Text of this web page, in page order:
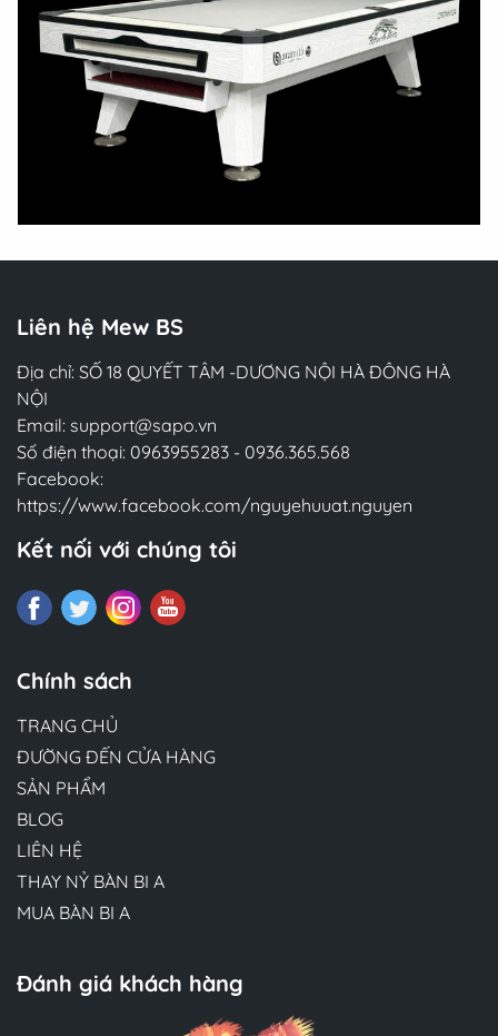
Liên hệ Mew BS
Địa chỉ: SỐ 18 QUYẾT TÂM -DƯƠNG NỘI HÀ ĐÔNG HÀ
NỘI
Email: support@sapo.vn
Số điện thoại: 0963955283 - 0936.365.568
Facebook:
https://www.facebook.com/nguyehuuat.nguyen
Kết nối với chúng tôi
Chính sách
TRANG CHỦ
ĐƯỜNG ĐẾN CỬA HÀNG
SẢN PHẨM
BLOG
LIÊN HỆ
THAY NỶ BÀN BI A
MUA BÀN BI A
Đánh giá khách hàng